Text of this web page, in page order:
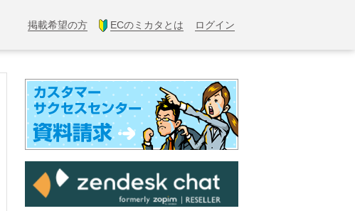
掲載希望の方 ECのミカタとは ログイン